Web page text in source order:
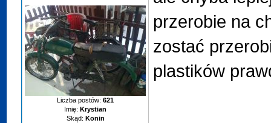
Liczba postów:621
Imię: Krystian
Skąd: Konin
przerobie na
zostać
plastików